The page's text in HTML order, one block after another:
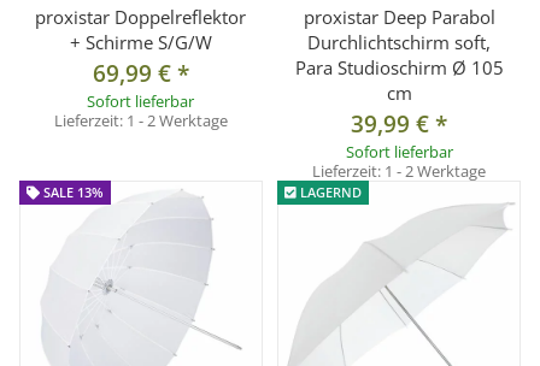
proxistar Doppelreflektor
+ Schirme S/G/W
69,99 €*
Sofort lieferbar
Lieferzeit: 1 - 2 Werktage
proxistar Deep Parabol
Durchlichtschirm soft,
Para Studioschirm Ø 105
cm
39,99 €*
Sofort lieferbar
Lieferzeit: 1 - 2 Werktage
SALE 13% LAGERND